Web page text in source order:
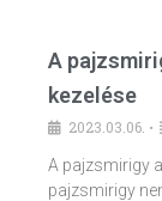
A
kezelése
2023.03.06. •
A pajzsmirigy
pajzsmirigy